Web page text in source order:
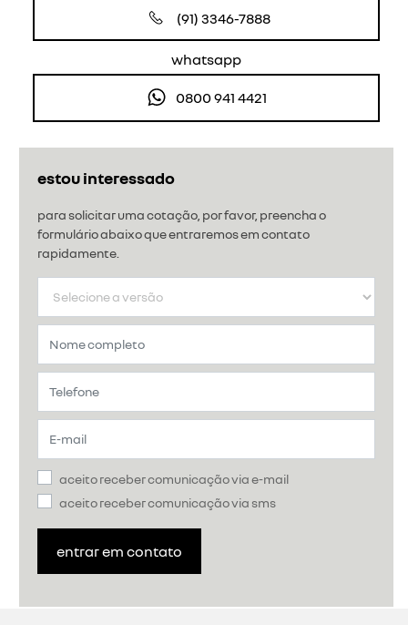
estou interessado
para solicitar uma cotação, por favor, preencha o
formulário abaixo que entraremos em contato
rapidamente.
aceito receber comunicação via e-mail
aceito receber comunicação via sms
entrar em contato
(91) 3346-7888
whatsapp
0800 941 4421